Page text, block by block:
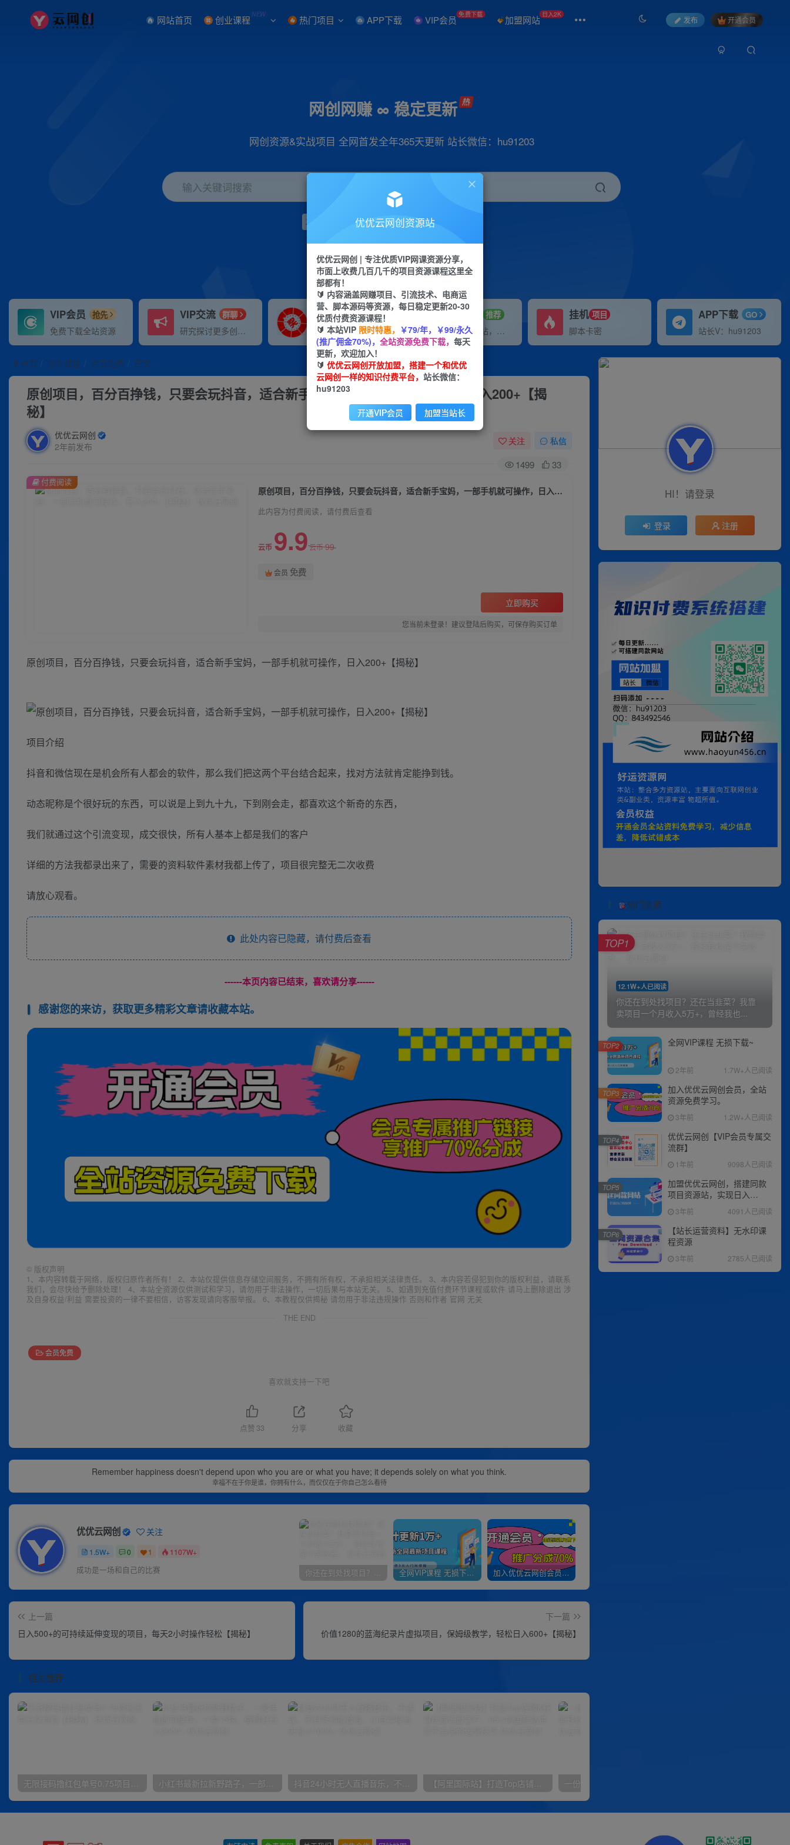
网站首页 创业课程 NEW 热门项目 APP下载 VIP会员 免费下载 加盟网站 日入2K
发布 开通会员
网创网赚 ∞ 稳定更新
网创资源&实战项目 全网首发全年365天更新 站长微信：hu91203
输入关键词搜索
项目 引流 小红书 短视频
VIP会员 抢先
免费下载全站资源
VIP交流 群聊
研究探讨更多创业项目路子。
VIP推广
70%分佣
会员专属推广链接
招募站长 推荐
搭建同款网站，自己当老板
挂机 项目
脚本卡密
APP下载 GO
站长V：hu91203
首页 创业课程 会员免费 正文
原创项目，百分百挣钱，只要会玩抖音，适合新手宝妈，一部手机就可操作，日入200+【揭
秘】
优优云网创
2年前发布
关注 私信
1499 33
原创项目，百分百挣钱，只要会玩抖音，适合新手宝妈，一部手机就可操作，日入200+【揭秘】
此内容为付费阅读，请付费后查看
云币 9.9云币99
会员 免费
立即购买
您当前未登录！建议登陆后购买，可保存购买订单
付费阅读
原创项目，百分百挣钱，只要会玩抖音，适合新手宝妈，一部手机就可操作，日入200+【揭秘】
项目介绍
抖音和微信现在是机会所有人都会的软件，那么我们把这两个平台结合起来，找对方法就肯定能挣到钱。
动态昵称是个很好玩的东西，可以说是上到九十九，下到刚会走，都喜欢这个新奇的东西，
我们就通过这个引流变现，成交很快，所有人基本上都是我们的客户
详细的方法我都录出来了，需要的资料软件素材我都上传了，项目很完整无二次收费
请放心观看。
此处内容已隐藏，请付费后查看
------本页内容已结束，喜欢请分享------
感谢您的来访，获取更多精彩文章请收藏本站。
© 版权声明
1、本内容转载于网络，版权归原作者所有！ 2、本站仅提供信息存储空间服务，不拥有所有权，不承担相关法律责任。 3、本内容若侵犯到你的版权利益，请联系
我们，会尽快给予删除处理！ 4、本站全资源仅供测试和学习，请勿用于非法操作，一切后果与本站无关。 5、如遇到充值付费环节课程或软件 请马上删除退出 涉
及自身权益/利益 需要投资的一律不要相信，访客发现请向客服举报。 6、本教程仅供揭秘 请勿用于非法违规操作 否则和作者 官网 无关
THE END
会员免费
喜欢就支持一下吧
点赞 33 分享 收藏
Remember happiness doesn't depend upon who you are or what you have; it depends solely on what you think.
幸福不在于你是谁，你拥有什么，而仅仅在于你自己怎么看待
优优云网创 关注
1.5W+ 0 1 1107W+
成功是一场和自己的比赛 你还在到处找项目？还在当韭菜？我靠卖项目一个月收入5万+，曾经我也是个失败者。 全网VIP课程 无损下载~ 加入优优云网创会员，全站资源免费学习。
上一篇
日入500+的可持续延伸变现的项目，每天2小时操作轻松【揭秘】
下一篇
价值1280的蓝海纪录片虚拟项目，保姆级教学，轻松日入600+【揭秘】
相关推荐
无限接码撸红包单号0.75项目无偿分享给你【揭秘】 小红书最新拉新野路子，一部手机即可操作，一单15块，做得好日入2000+ 抖音24小时无人直播音乐，不违规，不封号纯撸音浪，小白实操当天日入1000+ 【阿里国际站】打造Top店铺&获得优质询盘客户，​95%的国际站讲师不会说的运营技巧
HI！请登录
登录 注册
热门资源
12.1W+人已阅读
你还在到处找项目？还在当韭菜？我靠
卖项目一个月收入5万+，曾经我也...
TOP1
全网VIP课程 无损下载~
2年前 1.7W+人已阅读
TOP2
加入优优云网创会员，全站
资源免费学习。
3年前 1.2W+人已阅读
TOP3
优优云网创【VIP会员专属交
流群】
1年前 9098人已阅读
TOP4
加盟优优云网创，搭建同款
项目资源站，实现日入
2000+
3年前 4091人已阅读
TOP5
【站长运营资料】无水印课
程资源
3年前 2785人已阅读
TOP6
优优云网创资源站
优优云网创 | 专注优质VIP网课资源分享，
市面上收费几百几千的项目资源课程这里全
部都有！
🔰 内容涵盖网赚项目、引流技术、电商运
营、脚本源码等资源，每日稳定更新20-30
优质付费资源课程！
🔰 本站VIP 限时特惠， ￥79/年，￥99/永久
(推广佣金70%)， 全站资源免费下载， 每天
更新，欢迎加入！
🔰 优优云网创开放加盟，搭建一个和优优
云网创一样的知识付费平台， 站长微信：
hu91203
开通VIP会员 加盟当站长